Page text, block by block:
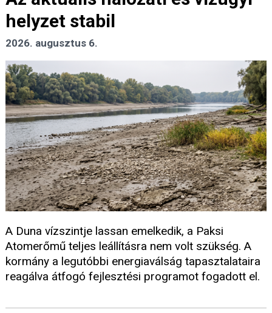
helyzet stabil
2026. augusztus 6.
A Duna vízszintje lassan emelkedik, a Paksi
Atomerőmű teljes leállításra nem volt szükség. A
kormány a legutóbbi energiaválság tapasztalataira
reagálva átfogó fejlesztési programot fogadott el.